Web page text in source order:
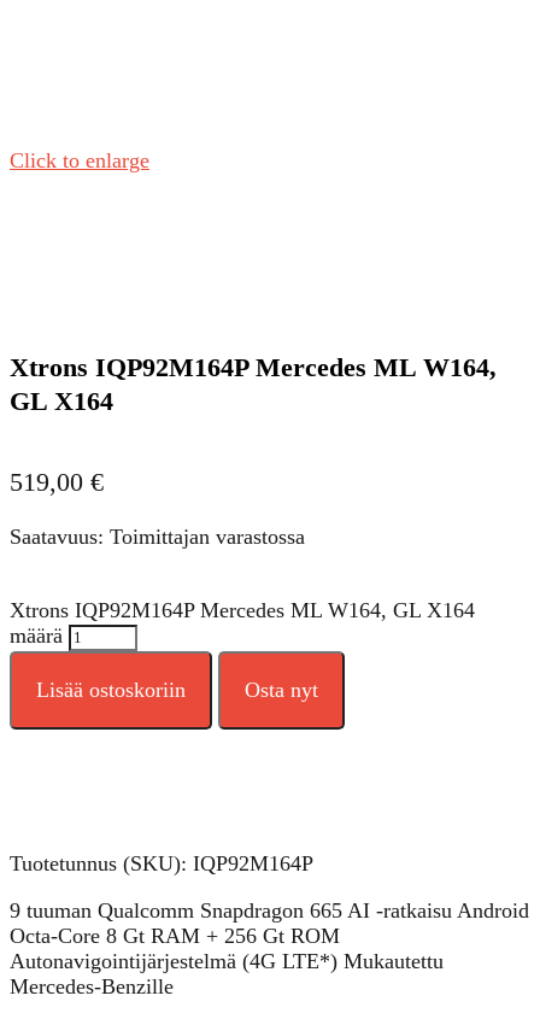
Click to enlarge
Xtrons IQP92M164P Mercedes ML W164,
GL X164
519,00 €
Saatavuus: Toimittajan varastossa
Xtrons IQP92M164P Mercedes ML W164, GL X164
määrä
Lisää ostoskoriin Osta nyt
Tuotetunnus (SKU): IQP92M164P
9 tuuman Qualcomm Snapdragon 665 AI -ratkaisu Android
Octa-Core 8 Gt RAM + 256 Gt ROM
Autonavigointijärjestelmä (4G LTE*) Mukautettu
Mercedes-Benzille